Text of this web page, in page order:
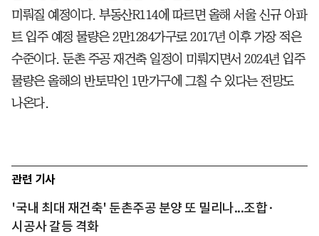
미뤄질 예정이다. 부동산R114에 따르면 올해 서울 신규 아파
트 입주 예정 물량은 2만1284가구로 2017년 이후 가장 적은
수준이다. 둔촌 주공 재건축 일정이 미뤄지면서 2024년 입주
물량은 올해의 반토막인 1만가구에 그칠 수 있다는 전망도
나온다.
관련 기사
'국내 최대 재건축' 둔촌주공 분양 또 밀리나...조합·
시공사 갈등 격화